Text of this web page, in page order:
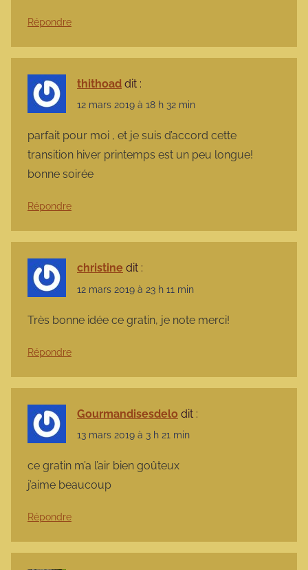
Répondre
thithoad dit :
12 mars 2019 à 18 h 32 min
parfait pour moi , et je suis d’accord cette
transition hiver printemps est un peu longue!
bonne soirée
Répondre
christine dit :
12 mars 2019 à 23 h 11 min
Très bonne idée ce gratin, je note merci!
Répondre
Gourmandisesdelo dit :
13 mars 2019 à 3 h 21 min
ce gratin m’a l’air bien goûteux
j’aime beaucoup
Répondre